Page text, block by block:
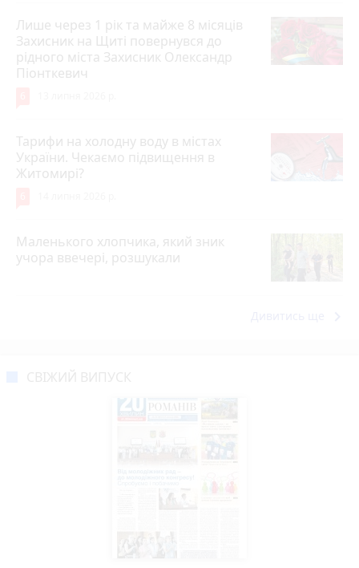
Лише через 1 рік та майже 8 місяців
Захисник на Щиті повернувся до
рідного міста Захисник Олександр
Піонткевич
Тарифи на холодну воду в містах
України. Чекаємо підвищення в
Житомирі?
Маленького хлопчика, який зник
учора ввечері, розшукали